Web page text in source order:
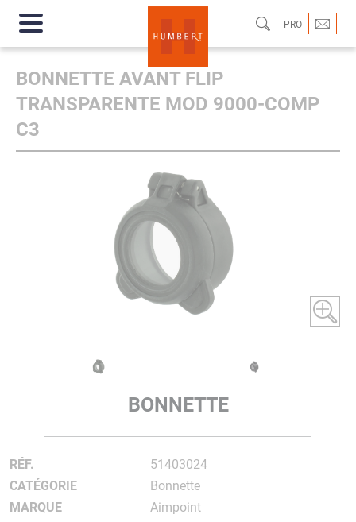
PRO
BONNETTE AVANT FLIP
TRANSPARENTE MOD 9000-COMP
C3
BONNETTE
RÉF.
51403024
CATÉGORIE
Bonnette
MARQUE
Aimpoint